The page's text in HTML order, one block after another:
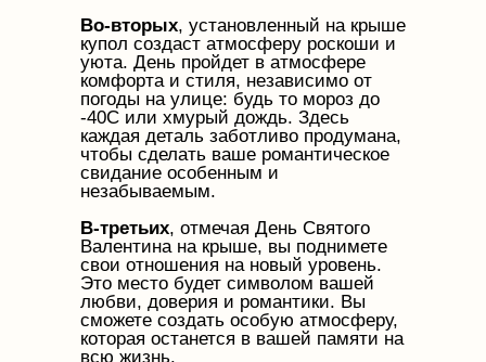
Во-вторых, установленный на крыше
купол создаст атмосферу роскоши и
уюта. День пройдет в атмосфере
комфорта и стиля, независимо от
погоды на улице: будь то мороз до
-40С или хмурый дождь. Здесь
каждая деталь заботливо продумана,
чтобы сделать ваше романтическое
свидание особенным и
незабываемым.
В-третьих, отмечая День Святого
Валентина на крыше, вы поднимете
свои отношения на новый уровень.
Это место будет символом вашей
любви, доверия и романтики. Вы
сможете создать особую атмосферу,
которая останется в вашей памяти на
всю жизнь.